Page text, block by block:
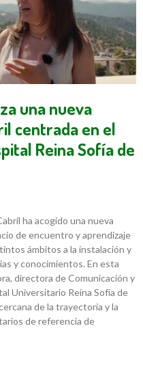
una nueva
centrada en el
Reina Sofía de
ha acogido una nueva
de encuentro y aprendizaje
ámbitos a la instalación y
y conocimientos. En esta
directora de Comunicación y
Universitario Reina Sofía de
de la trayectoria y la
de referencia de